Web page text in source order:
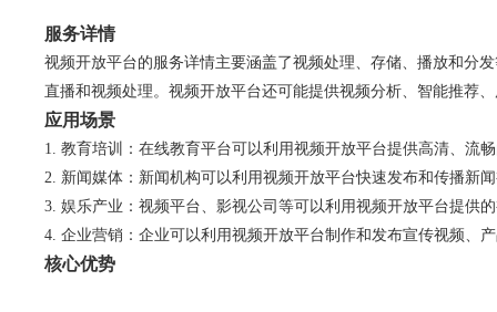
服务详情
视频开放平台的服务详情主要涵盖了视频处理、存储、播放和分
直播和视频处理。视频开放平台还可能提供视频分析、智能推荐
应用场景
教育培训：在线教育平台可以利用视频开放平台提供高清、流
新闻媒体：新闻机构可以利用视频开放平台快速发布和传播新
娱乐产业：视频平台、影视公司等可以利用视频开放平台提供
企业营销：企业可以利用视频开放平台制作和发布宣传视频、
核心优势